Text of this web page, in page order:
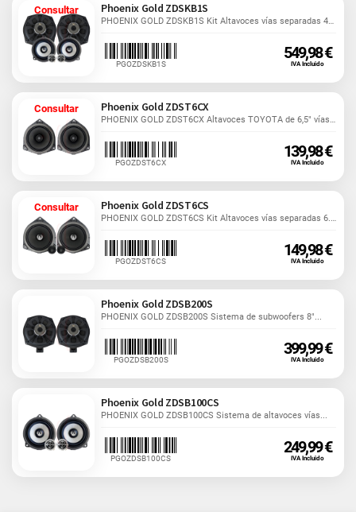
Consultar Phoenix Gold ZDSKB1S
PHOENIX GOLD ZDSKB1S Kit Altavoces vías separadas 4" +...
PGOZDSKB1S
549,98 €
IVA Incluido
Consultar Phoenix Gold ZDST6CX
PHOENIX GOLD ZDST6CX Altavoces TOYOTA de 6,5" vías...
PGOZDST6CX
139,98 €
IVA Incluido
Consultar Phoenix Gold ZDST6CS
PHOENIX GOLD ZDST6CS Kit Altavoces vías separadas 6.5"...
PGOZDST6CS
149,98 €
IVA Incluido
Phoenix Gold ZDSB200S
PHOENIX GOLD ZDSB200S Sistema de subwoofers 8"...
PGOZDSB200S
399,99 €
IVA Incluido
Phoenix Gold ZDSB100CS
PHOENIX GOLD ZDSB100CS Sistema de altavoces vías...
PGOZDSB100CS
249,99 €
IVA Incluido